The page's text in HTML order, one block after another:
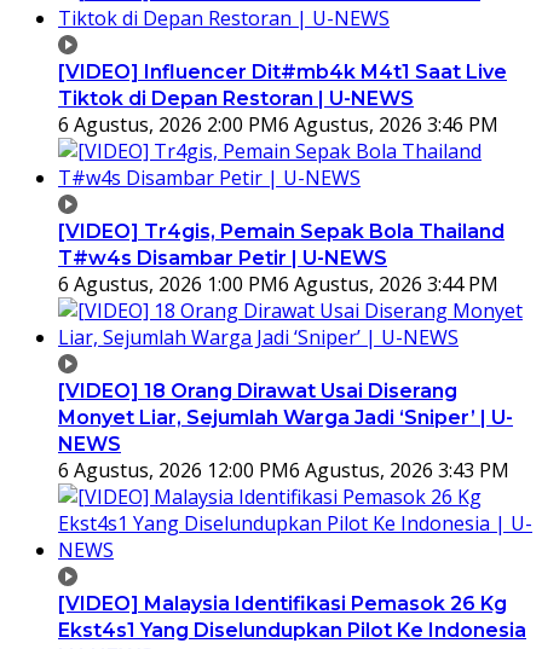
[VIDEO] Influencer Dit#mb4k M4t1 Saat Live
Tiktok di Depan Restoran | U-NEWS
6 Agustus, 2026 2:00 PM6 Agustus, 2026 3:46 PM
[VIDEO] Tr4gis, Pemain Sepak Bola Thailand
T#w4s Disambar Petir | U-NEWS
6 Agustus, 2026 1:00 PM6 Agustus, 2026 3:44 PM
[VIDEO] 18 Orang Dirawat Usai Diserang
Monyet Liar, Sejumlah Warga Jadi ‘Sniper’ | U-
NEWS
6 Agustus, 2026 12:00 PM6 Agustus, 2026 3:43 PM
[VIDEO] Malaysia Identifikasi Pemasok 26 Kg
Ekst4s1 Yang Diselundupkan Pilot Ke Indonesia